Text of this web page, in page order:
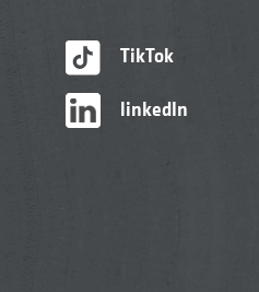
TikTok
linkedIn